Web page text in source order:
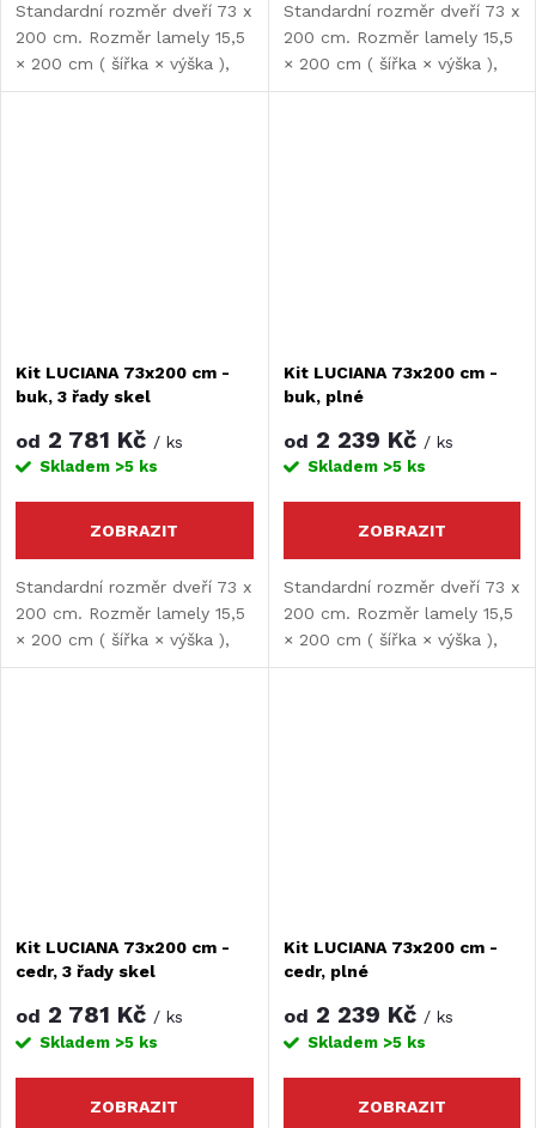
Standardní rozměr dveří 73 x
200 cm. Rozměr lamely 15,5
× 200 cm ( šířka × výška ),
tloušťka lamely 10 mm.
Standardní rozměr dveří 73 x
200 cm. Rozměr lamely 15,5
× 200 cm ( šířka × výška ),
tloušťka lamely 10 mm.
Kit LUCIANA 73x200 cm -
buk, 3 řady skel
od 2 781 Kč / ks
Skladem >5 ks
ZOBRAZIT
Standardní rozměr dveří 73 x
200 cm. Rozměr lamely 15,5
× 200 cm ( šířka × výška ),
tloušťka lamely 10 mm.
Kit LUCIANA 73x200 cm -
buk, plné
od 2 239 Kč / ks
Skladem >5 ks
ZOBRAZIT
Standardní rozměr dveří 73 x
200 cm. Rozměr lamely 15,5
× 200 cm ( šířka × výška ),
tloušťka lamely 10 mm.
Kit LUCIANA 73x200 cm -
cedr, 3 řady skel
od 2 781 Kč / ks
Skladem >5 ks
ZOBRAZIT
Kit LUCIANA 73x200 cm -
cedr, plné
od 2 239 Kč / ks
Skladem >5 ks
ZOBRAZIT